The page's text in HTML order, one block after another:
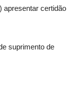
apresentar certidão
suprimento de